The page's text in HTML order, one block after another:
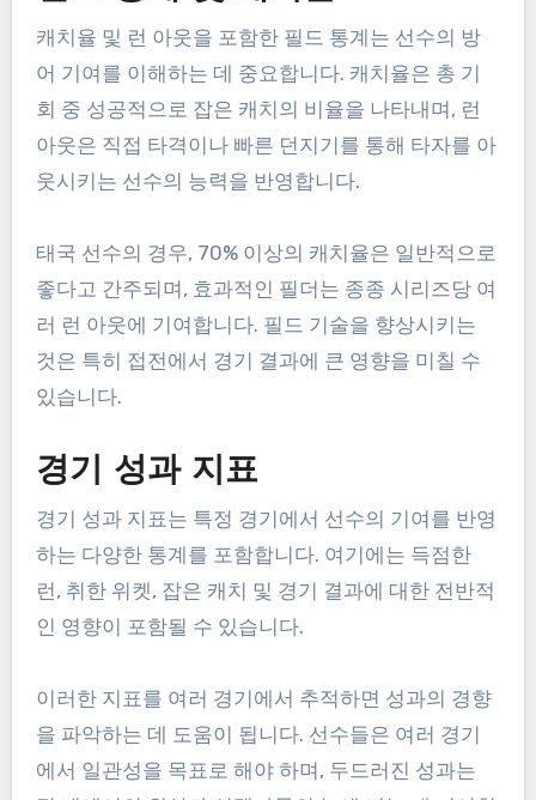
캐치율 및 런 아웃을 포함한 필드 통계는 선수의 방
어 기여를 이해하는 데 중요합니다. 캐치율은 총 기
회 중 성공적으로 잡은 캐치의 비율을 나타내며, 런
아웃은 직접 타격이나 빠른 던지기를 통해 타자를 아
웃시키는 선수의 능력을 반영합니다.
태국 선수의 경우, 70% 이상의 캐치율은 일반적으로
좋다고 간주되며, 효과적인 필더는 종종 시리즈당 여
러 런 아웃에 기여합니다. 필드 기술을 향상시키는
것은 특히 접전에서 경기 결과에 큰 영향을 미칠 수
있습니다.
경기 성과 지표
경기 성과 지표는 특정 경기에서 선수의 기여를 반영
하는 다양한 통계를 포함합니다. 여기에는 득점한
런, 취한 위켓, 잡은 캐치 및 경기 결과에 대한 전반적
인 영향이 포함될 수 있습니다.
이러한 지표를 여러 경기에서 추적하면 성과의 경향
을 파악하는 데 도움이 됩니다. 선수들은 여러 경기
에서 일관성을 목표로 해야 하며, 두드러진 성과는